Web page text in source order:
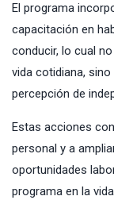
El programa
capacitación en
conducir, lo cual
vida cotidiana,
percepción de
Estas acciones
personal y a
oportunidades
programa en la